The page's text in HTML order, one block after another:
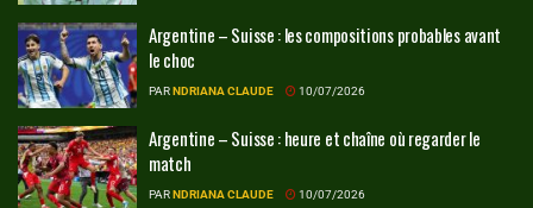
Argentine – Suisse : les compositions probables avant
le choc
PARNDRIANA CLAUDE 10/07/2026
Argentine – Suisse : heure et chaîne où regarder le
match
PARNDRIANA CLAUDE 10/07/2026